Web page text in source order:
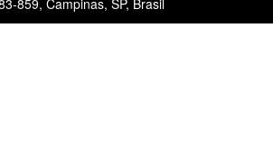
859, Campinas, SP, Brasil